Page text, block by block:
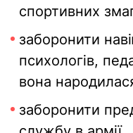
спортивних
заборонити
психологів,
вона
заборонити